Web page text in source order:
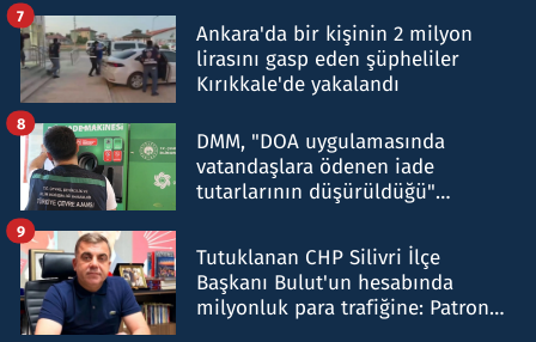
Ankara'da bir kişinin 2 milyon
lirasını gasp eden şüpheliler
Kırıkkale'de yakalandı
7
DMM, "DOA uygulamasında
vatandaşlara ödenen iade
tutarlarının düşürüldüğü"
8
Tutuklanan CHP Silivri İlçe
Başkanı Bulut'un hesabında
milyonluk para trafiğine: Patron
9